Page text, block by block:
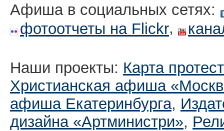
Афиша в социальных сетях:
фотоотчеты на Flickr,
Наши проекты: Карта
Христианская афиша
афиша Екатеринбургa,
дизайна «Артминистри»,